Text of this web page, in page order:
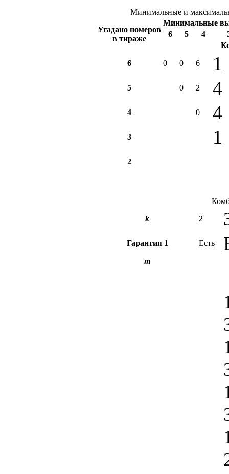
Минимальные и
Угадано номеров
в тираже
Минимальные
6
5 4
6 0 0 6 1
5 0 2 4
4 0 4
3 1
2
k
2
Гарантия 1 Есть
m